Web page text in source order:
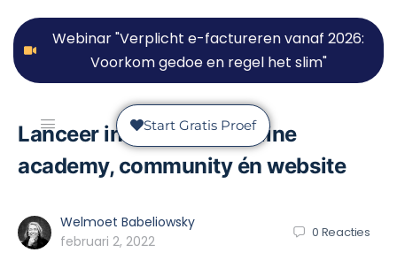
Webinar "Verplicht e-factureren vanaf 2026:
Voorkom gedoe en regel het slim"
Start Gratis Proef
Lanceer in 7 dagen je online
academy, community én website
Welmoet Babeliowsky
februari 2, 2022
0 Reacties